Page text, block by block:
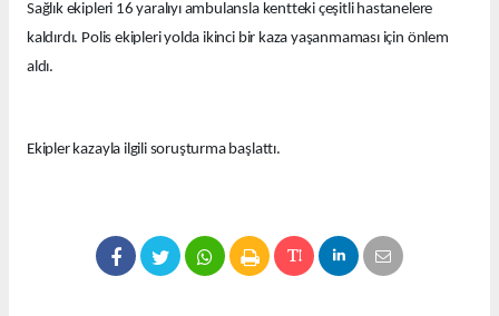
Sağlık ekipleri 16 yaralıyı ambulansla kentteki çeşitli hastanelere
kaldırdı. Polis ekipleri yolda ikinci bir kaza yaşanmaması için önlem
aldı.
Ekipler kazayla ilgili soruşturma başlattı.